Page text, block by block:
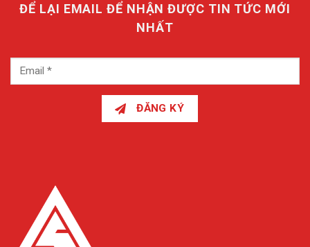
ĐỂ LẠI EMAIL ĐỂ NHẬN ĐƯỢC TIN TỨC MỚI
NHẤT
ĐĂNG KÝ